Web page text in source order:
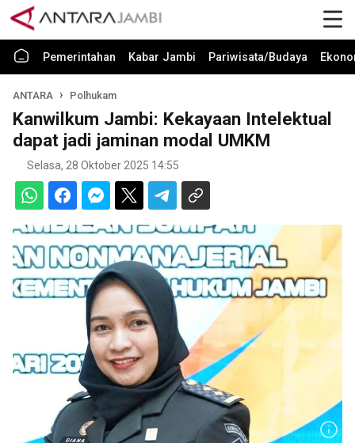
Pemerintahan Kabar Jambi Pariwisata/Budaya
ANTARA Polhukam
Kanwilkum Jambi: Kekayaan Intelektual
dapat jadi jaminan modal UMKM
Selasa, 28 Oktober 2025 14:55